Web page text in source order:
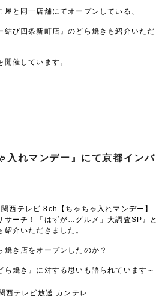
と同一店舗にてオープンしている、
結び四条新町店』のどら焼きも紹介いただ
催しています。
入れマンデー』にて京都インバ
西テレビ 8ch【ちゃちゃ入れマンデー】
サーチ！「はずが…グルメ」大調査SP』と
介いただきました。
き店をオープンしたのか？
ら焼き』に対する思いも語られています～